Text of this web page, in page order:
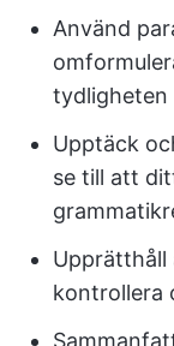
Använd
tydligheten
Upptäck
se till att
Upprätthåll
kontrollera